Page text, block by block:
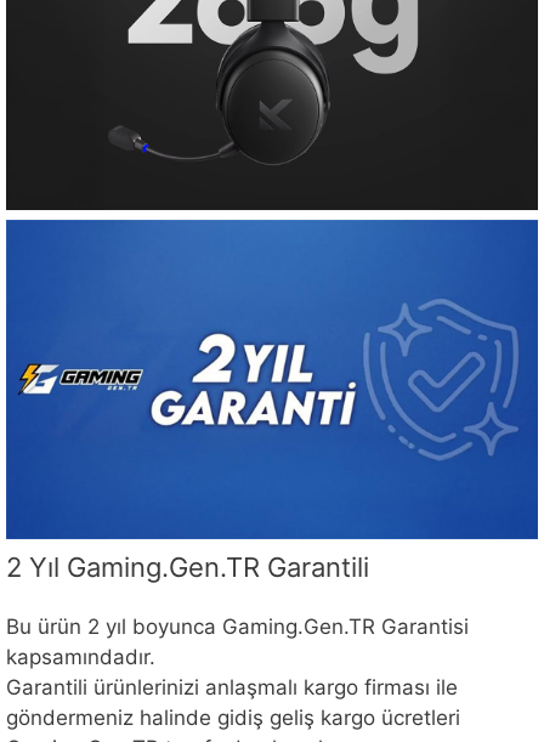
2 Yıl Gaming.Gen.TR Garantili
Bu ürün 2 yıl boyunca Gaming.Gen.TR Garantisi
kapsamındadır.
Garantili ürünlerinizi anlaşmalı kargo firması ile
göndermeniz halinde gidiş geliş kargo ücretleri